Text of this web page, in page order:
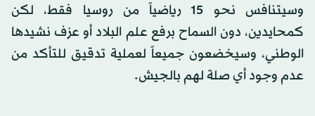
وسيتنافس نحو 15 رياضياً من روسيا فقط، لكن
كمحايدين، دون السماح برفع علم البلاد أو عزف نشيدها
الوطني، وسيخضعون جميعاً لعملية تدقيق للتأكد من
عدم وجود أي صلة لهم بالجيش.